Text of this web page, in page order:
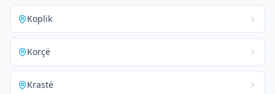
Koplik
Korçë
Krastë